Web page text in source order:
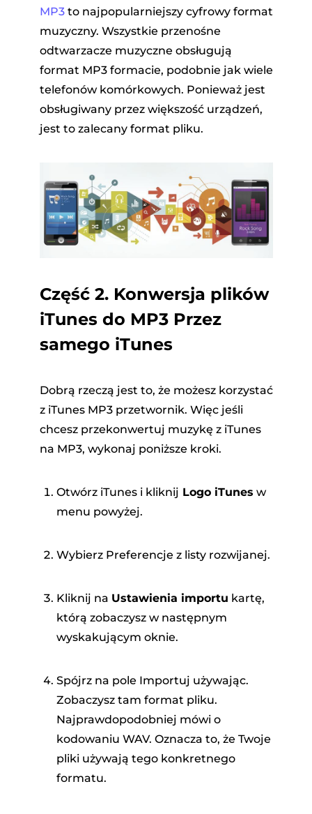
MP3to najpopularniejszy cyfrowy format
muzyczny. Wszystkie przenośne
odtwarzacze muzyczne obsługują
format MP3 formacie, podobnie jak wiele
telefonów komórkowych. Ponieważ jest
obsługiwany przez większość urządzeń,
jest to zalecany format pliku.
Część 2. Konwersja plików
iTunes do MP3 Przez
samego iTunes
Dobrą rzeczą jest to, że możesz korzystać
z iTunes MP3 przetwornik. Więc jeśli
chcesz przekonwertuj muzykę z iTunes
na MP3, wykonaj poniższe kroki.
Otwórz iTunes i kliknij Logo iTunes w
menu powyżej.
Wybierz Preferencje z listy rozwijanej.
Kliknij na Ustawienia importu kartę,
którą zobaczysz w następnym
wyskakującym oknie.
Spójrz na pole Importuj używając.
Zobaczysz tam format pliku.
Najprawdopodobniej mówi o
kodowaniu WAV. Oznacza to, że Twoje
pliki używają tego konkretnego
formatu.